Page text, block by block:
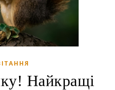
Найкращі